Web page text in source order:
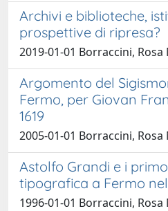
Archivi e biblioteche,
prospettive di ripresa?
2019-01-01 Borraccini, Rosa
Argomento del
Fermo, per Giovan
1619
2005-01-01 Borraccini, Rosa
Astolfo Grandi e i
tipografica a Fermo
1996-01-01 Borraccini, Rosa